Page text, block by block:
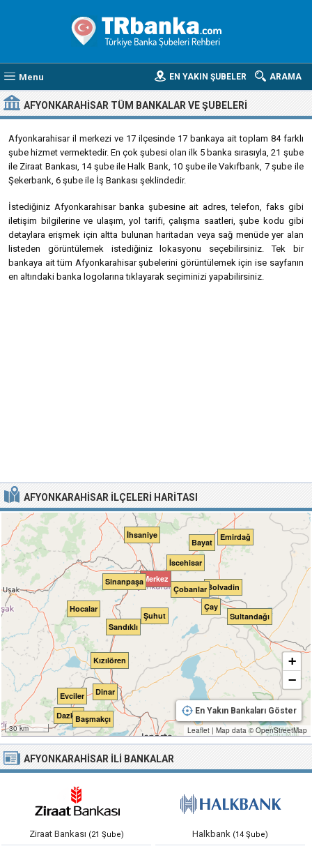
Menu ARAMA
EN YAKIN ŞUBELER
AFYONKARAHISAR TÜM BANKALAR VE ŞUBELERI
Afyonkarahisar il merkezi ve 17 ilçesinde 17 bankaya ait toplam 84 farklı
şube hizmet vermektedir. En çok şubesi olan ilk 5 banka sırasıyla, 21 şube
ile Ziraat Bankası, 14 şube ile Halk Bank, 10 şube ile Vakıfbank, 7 şube ile
Şekerbank, 6 şube ile İş Bankası şeklindedir.
İstediğiniz Afyonkarahisar banka şubesine ait adres, telefon, faks gibi
iletişim bilgilerine ve ulaşım, yol tarifi, çalışma saatleri, şube kodu gibi
detaylara erişmek için altta bulunan haritadan veya sağ menüde yer alan
listeden görüntülemek istediğiniz lokasyonu seçebilirsiniz. Tek bir
bankaya ait tüm Afyonkarahisar şubelerini görüntülemek için ise sayfanın
en altındaki banka logolarına tıklayarak seçiminizi yapabilirsiniz.
AFYONKARAHISAR İLÇELERI HARITASI
Merkez
Sultandağı
Şuhut
Sinanpaşa
Sandıklı
Kızılören
İhsaniye
Hocalar
Evciler
Emirdağ
Dinar
Bayat
İscehisar
Çobanlar
DazkırıBaşmakçı
Çay
Bolvadin
30 km
+
−
En Yakın Bankaları Göster
Leaflet | Map data ©OpenStreetMap
AFYONKARAHISAR İLI BANKALAR
Ziraat Bankası (21 Şube) Halkbank (14 Şube)